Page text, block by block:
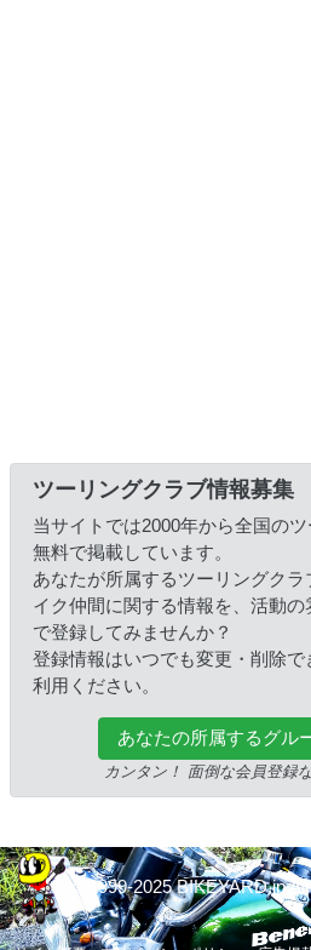
ツーリングクラブ情報募集
当サイトでは2000年から全国の
無料で掲載しています。
あなたが所属するツーリングク
イク仲間に関する情報を、活動
で登録してみませんか？
登録情報はいつでも変更・削除
利用ください。
あなたの所属するグル
カンタン！ 面倒な会員登録
© 1999-2025 BIKEYARD.jp